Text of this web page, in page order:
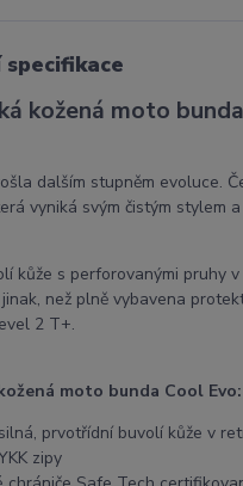
kožená moto
dalším stupněm evoluce.
vyniká svým čistým stylem
kůže s perforovanými pruhy
jinak, než plně vybavena
2 T+.
moto bunda Cool Evo:
prvotřídní buvolí kůže v
zipy